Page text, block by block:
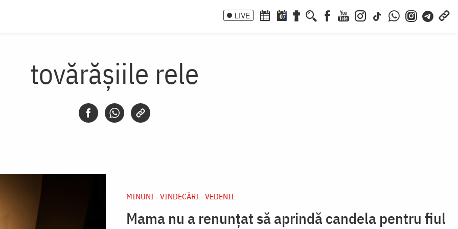
LIVE 07
tovărășiile rele
MINUNI - VINDECĂRI - VEDENII
Mama nu a renunțat să aprindă candela pentru fiul